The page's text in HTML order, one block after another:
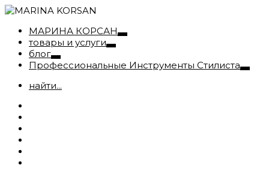
МАРИНА КОРСАН
товары и услуги
блог
Профессиональные Инструменты Стилиста
найти...